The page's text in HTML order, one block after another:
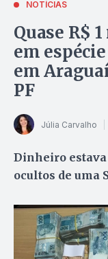
NOTÍCIAS
Quase R$
em
em
PF
Júlia Carvalho
Dinheiro
ocultos de uma